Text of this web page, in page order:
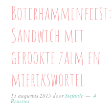
Boterhammenfeest:
Sandwich met
gerookte zalm en
mierikswortel
15 augustus 2015 doorStefanie 4
Reacties